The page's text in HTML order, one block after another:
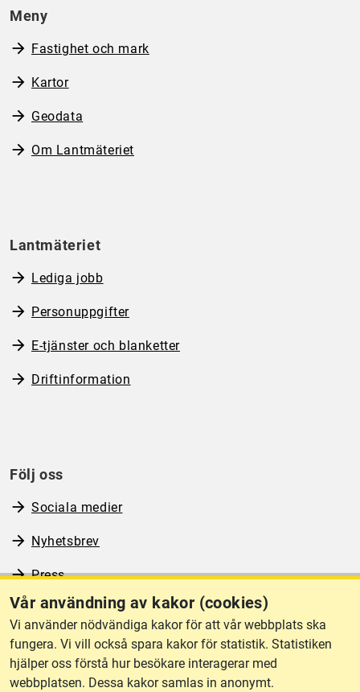
Vår användning av kakor (cookies)
Vi använder nödvändiga kakor för att vår webbplats ska
fungera. Vi vill också spara kakor för statistik. Statistiken
hjälper oss förstå hur besökare interagerar med
webbplatsen. Dessa kakor samlas in anonymt.
Meny
Fastighet och mark
Kartor
Geodata
Om Lantmäteriet
Lantmäteriet
Lediga jobb
Personuppgifter
E-tjänster och blanketter
Driftinformation
Följ oss
Sociala medier
Nyhetsbrev
Press
RSS
Om webbplatsen